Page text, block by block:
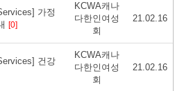
가정
[0]
KCWA캐나
다한인여성
회
21.02.16
건강
KCWA캐나
다한인여성
회
21.02.16